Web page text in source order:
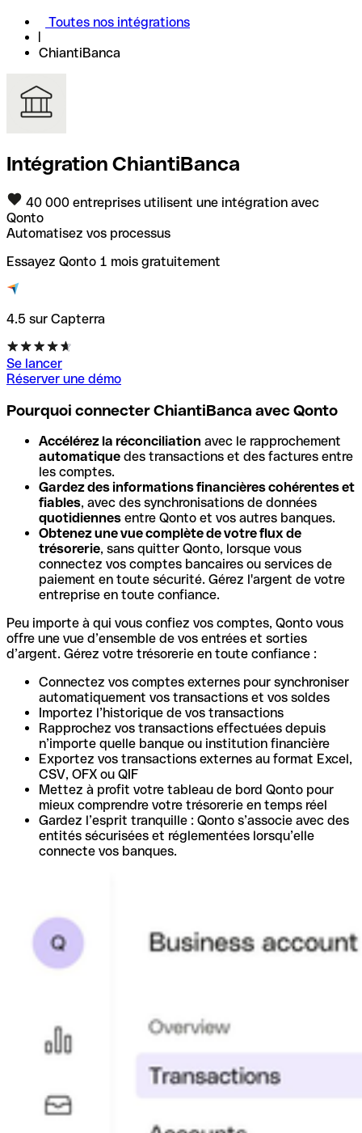
Toutes nos intégrations
ChiantiBanca
Intégration ChiantiBanca
40 000 entreprises utilisent une intégration avec
Qonto
Automatisez vos processus
Essayez Qonto 1 mois gratuitement
4.5 sur Capterra
Se lancer
Réserver une démo
Pourquoi connecter ChiantiBanca avec Qonto
Accélérez la réconciliation avec le rapprochement
automatique des transactions et des factures entre
les comptes.
Gardez des informations financières cohérentes et
fiables, avec des synchronisations de données
quotidiennes entre Qonto et vos autres banques.
Obtenez une vue complète de votre flux de
trésorerie, sans quitter Qonto, lorsque vous
connectez vos comptes bancaires ou services de
paiement en toute sécurité. Gérez l'argent de votre
entreprise en toute confiance.
Peu importe à qui vous confiez vos comptes, Qonto vous
offre une vue d’ensemble de vos entrées et sorties
d’argent. Gérez votre trésorerie en toute confiance :
Connectez vos comptes externes pour synchroniser
automatiquement vos transactions et vos soldes
Importez l’historique de vos transactions
Rapprochez vos transactions effectuées depuis
n’importe quelle banque ou institution financière
Exportez vos transactions externes au format Excel,
CSV, OFX ou QIF
Mettez à profit votre tableau de bord Qonto pour
mieux comprendre votre trésorerie en temps réel
Gardez l’esprit tranquille : Qonto s’associe avec des
entités sécurisées et réglementées lorsqu’elle
connecte vos banques.